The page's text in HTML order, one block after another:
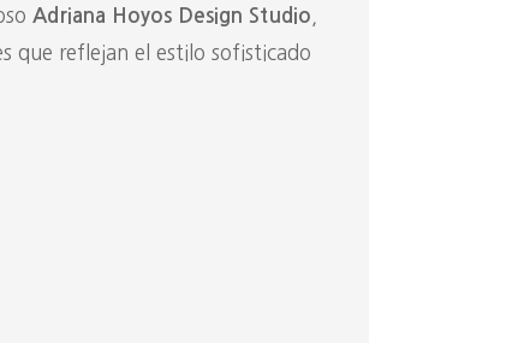
Adriana Hoyos Design Studio
que reflejan el estilo sofisticado